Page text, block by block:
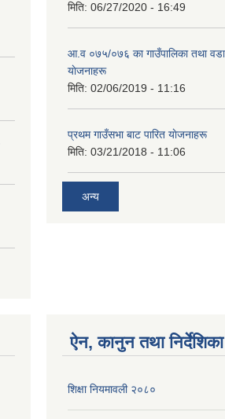
मिति: 06/27/2020 - 16:49
आ‍.व ०७५/०७६ का गाउँपालिका तथा
याेजनाहरू
मिति: 02/06/2019 - 11:16
प्रथम गाउँसभा बाट पारित याेजनाहरू
मिति: 03/21/2018 - 11:06
अन्य
ऐन, कानुन तथा निर्देशिका
शिक्षा नियमावली २०८०